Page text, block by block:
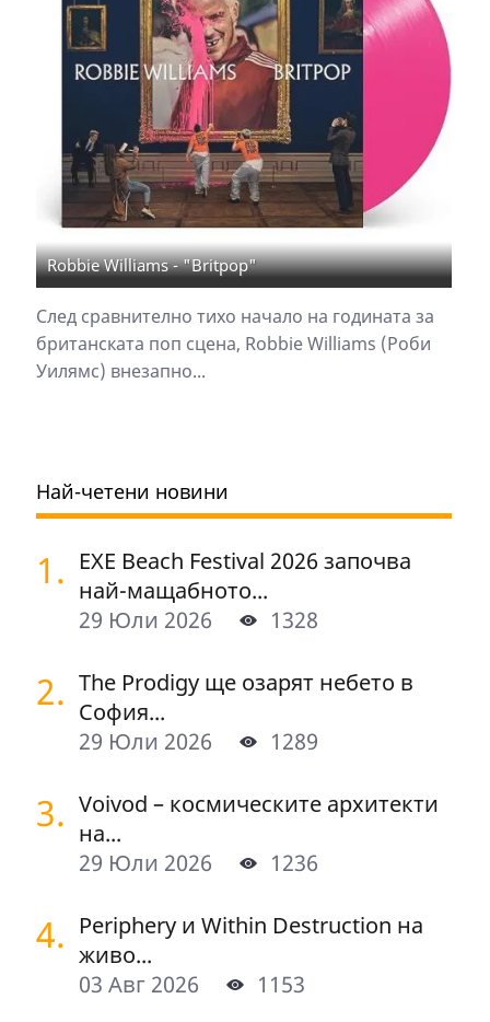
Robbie Williams - "Britpop"
След сравнително тихо начало на годината за
британската поп сцена, Robbie Williams (Роби
Уилямс) внезапно...
Най-четени новини
1. EXE Beach Festival 2026 започва
най-мащабното...
29 Юли 2026
1328
2. The Prodigy ще озарят небето в
София...
29 Юли 2026
1289
3. Voivod – космическите архитекти
на...
29 Юли 2026
1236
4. Periphery и Within Destruction на
живо...
03 Авг 2026
1153